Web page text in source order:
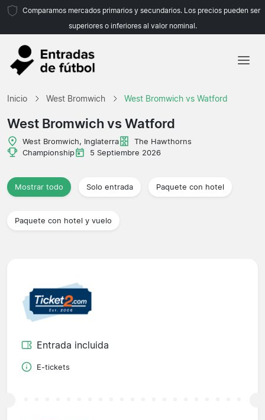
Comparamos mercados primarios y secundarios. Los precios pueden ser
superiores o inferiores al valor nominal.
Agencias de viajes
Inicio West Bromwich West Bromwich vs Watford
West Bromwich vs Watford
West Bromwich, Inglaterra
The Hawthorns
Championship
5 Septiembre 2026
Mostrar todo Solo entrada Paquete con hotel
Paquete con hotel y vuelo
Entrada incluida
E-tickets